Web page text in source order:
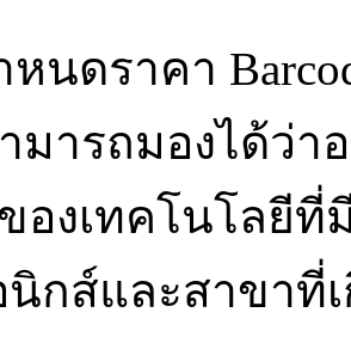
นดราคา
มารถมองได้ว่า
องเทคโนโลยี
นิกส์และสาขาที่